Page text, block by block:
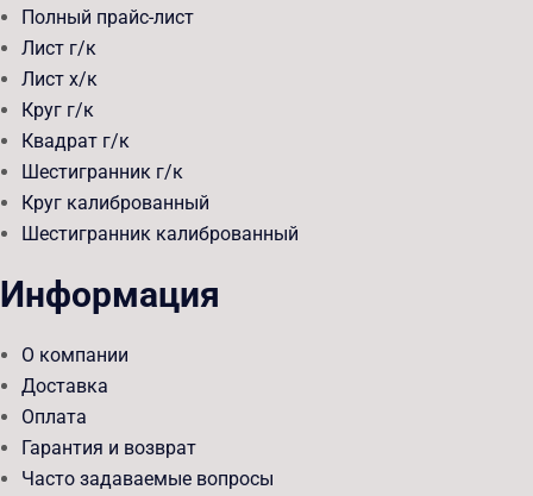
Полный прайс-лист
Лист г/к
Лист х/к
Круг г/к
Квадрат г/к
Шестигранник г/к
Круг калиброванный
Шестигранник калиброванный
Информация
О компании
Доставка
Оплата
Гарантия и возврат
Часто задаваемые вопросы